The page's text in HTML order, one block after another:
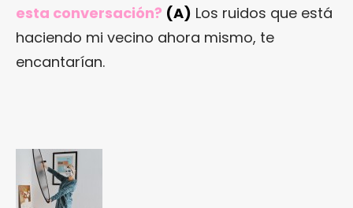
esta conversación? (A) Los ruidos que está
haciendo mi vecino ahora mismo, te
encantarían.